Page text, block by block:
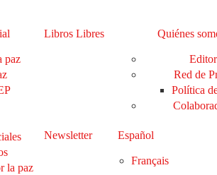
paz
la paz
Libros Libres Quiénes
Red de
Política
Newsletter Español
Français